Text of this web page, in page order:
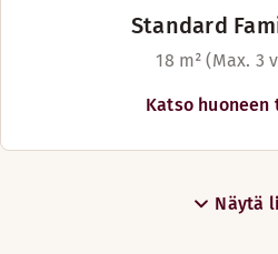
Standard
18 m² (Max. 3
Katso
Näytä